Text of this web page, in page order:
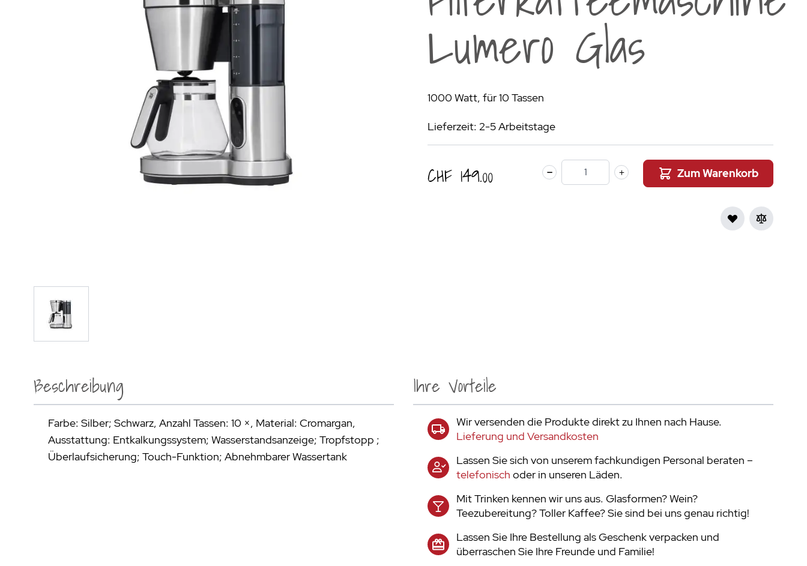
Weber Elektrogrill
BBQ Kitchen - Outdoorküchen Weber
Grillmontage & Lieferung
Fondue & Raclette
Schüsseln & Siebe
Schalen & Körbe
Diverses
Kühltaschen | Isoliertaschen
Raumdüfte
Panier des Sens Körperpflege
Reinigung
>
Lumero Glas
1000 Watt, für 10 Tassen
Lieferzeit: 2-5 Arbeitstage
CHF 149.00 Menge Zum Warenkorb
Beschreibung
Farbe: Silber; Schwarz, Anzahl Tassen: 10 ×, Material: Cromargan,
Ausstattung: Entkalkungssystem; Wasserstandsanzeige; Tropfstopp ;
Überlaufsicherung; Touch-Funktion; Abnehmbarer Wassertank
Ihre Vorteile
Wir versenden die Produkte direkt zu Ihnen nach Hause.
Lieferung und Versandkosten
Lassen Sie sich von unserem fachkundigen Personal beraten –
telefonisch oder in unseren Läden.
Mit Trinken kennen wir uns aus. Glasformen? Wein?
Teezubereitung? Toller Kaffee? Sie sind bei uns genau richtig!
Lassen Sie Ihre Bestellung als Geschenk verpacken und
überraschen Sie Ihre Freunde und Familie!